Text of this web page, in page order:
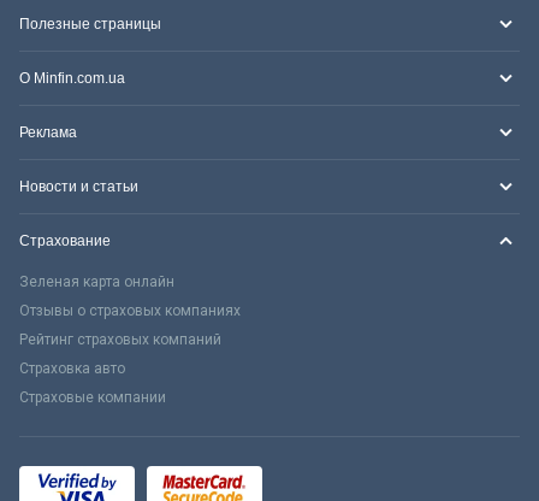
Полезные страницы
О Minfin.com.ua
Реклама
Новости и статьи
Страхование
Зеленая карта онлайн
Отзывы о страховых компаниях
Рейтинг страховых компаний
Страховка авто
Страховые компании